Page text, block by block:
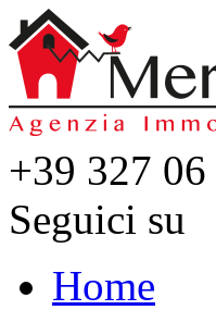
+39 327
Seguici su
Home